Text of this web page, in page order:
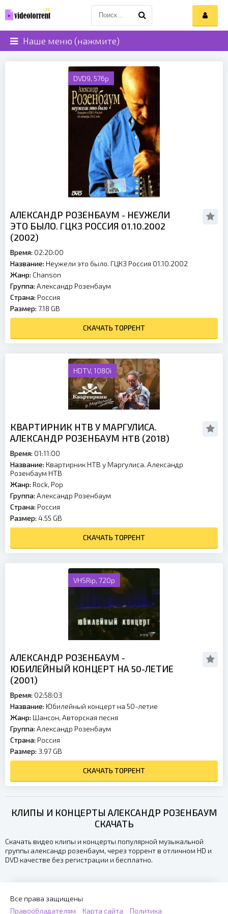
Наше меню (нажмите)
КЛИПЫ И КОНЦЕРТЫ АЛЕКСАНДР РОЗЕНБАУМ
СКАЧАТЬ
Скачать видео клипы и концерты популярной музыкальной
группы александр розенбаум, через торрент в отличном HD и
DVD качестве без регистрации и бесплатно.
DVD9, 576p
АЛЕКСАНДР РОЗЕНБАУМ - НЕУЖЕЛИ
ЭТО БЫЛО. ГЦКЗ РОССИЯ 01.10.2002
(2002)
Время: 02:20:00
Название: Неужели это было. ГЦКЗ Россия 01.10.2002
Жанр: Chanson
Группа: Александр Розенбаум
Страна: Россия
Размер: 7.18 GB
СКАЧАТЬ ТОРРЕНТ
HDTV, 1080i
КВАРТИРНИК НТВ У МАРГУЛИСА.
АЛЕКСАНДР РОЗЕНБАУМ HTB (2018)
Время: 01:11:00
Название: Квартирник НТВ у Маргулиса. Александр
Розенбаум HTB
Жанр: Rock, Pop
Группа: Александр Розенбаум
Страна: Россия
Размер: 4.55 GB
СКАЧАТЬ ТОРРЕНТ
VHSRip, 720p
АЛЕКСАНДР РОЗЕНБАУМ -
ЮБИЛЕЙНЫЙ КОНЦЕРТ НА 50-ЛЕТИЕ
(2001)
Время: 02:58:03
Название: Юбилейный концерт на 50-летие
Жанр: Шансон, Авторская песня
Группа: Александр Розенбаум
Страна: Россия
Размер: 3.97 GB
СКАЧАТЬ ТОРРЕНТ
Все права защищены
Правообладателям
Карта сайта Политика